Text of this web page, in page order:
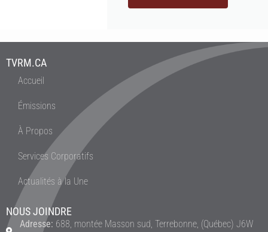
TVRM.CA
Accueil
Émissions
À Propos
Services Corporatifs
Actualités à la Une
NOUS JOINDRE
Adresse: 688, montée Masson sud, Terrebonne, (Québec) J6W